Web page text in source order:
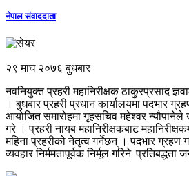
नेपाल संवाददाता
२९ माघ २०७६ बुधबार
नवनियुक्त प्रहरी महानिरीक्षक ठाकुरप्रसाद
। बुधबार प्रहरी प्रधान कार्यालयमा पदभार
आयोजित समारोहमा गृहसचिव महेश्वर न्यौपानेले
गरे । प्रहरी नायब महानिरीक्षकबाट
महिना प्रहरीको नेतृत्व गर्नेछन् । पदभार ग्रहण
व्यवहार निर्ममतापूर्वक निर्मूल गरिने' प्रतिबद्धता